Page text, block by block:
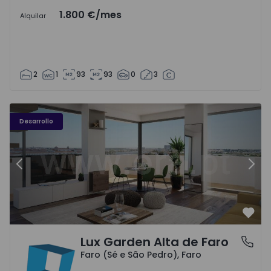
Alquilar 1.800 €/mes
2 1 93 93 0 3
Desarrollo
Anterior
Faro (Sé e São Pedro), Faro
Lux Garden Alta de Faro
Faro (Sé e São Pedro), Faro